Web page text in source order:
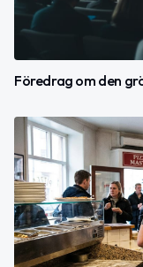
Föredrag om den